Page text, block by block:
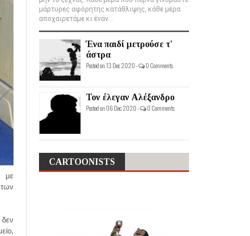
με
δεν
μάρτυρες αφόρητης κατάθλιψης, κάθε μέρα
αποχαιρετάμε κι έναν...
Ένα παιδί μετρούσε τ'
άστρα
Posted on 13 Dec 2020 - 0 Comments
Τον έλεγαν Αλέξανδρο
Posted on 06 Dec 2020 - 0 Comments
CARTOONISTS